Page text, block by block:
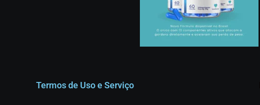
Termos de Uso e Serviço